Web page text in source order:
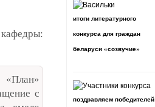
«План»
с
итоги литературного
конкурса для граждан
беларуси «созвучие»
поздравляем победителей